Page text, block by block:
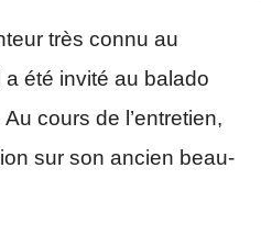
très connu au
été invité au balado
cours de l’entretien,
sur son ancien beau-